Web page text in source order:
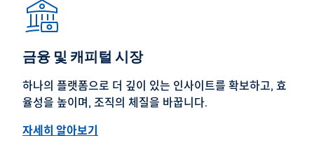
금융 및 캐피털 시장
하나의 플랫폼으로 더 깊이 있는 인사이트를 확보하고, 효
율성을 높이며, 조직의 체질을 바꿉니다.
자세히 알아보기